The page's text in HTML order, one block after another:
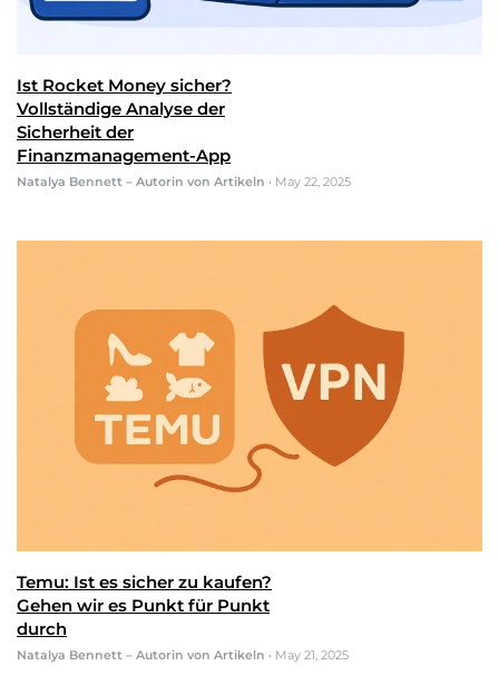
Ist Rocket Money sicher?
Vollständige Analyse der
Sicherheit der
Finanzmanagement-App
Natalya Bennett – Autorin von Artikeln • May 22, 2025
Temu: Ist es sicher zu kaufen?
Gehen wir es Punkt für Punkt
durch
Natalya Bennett – Autorin von Artikeln • May 21, 2025